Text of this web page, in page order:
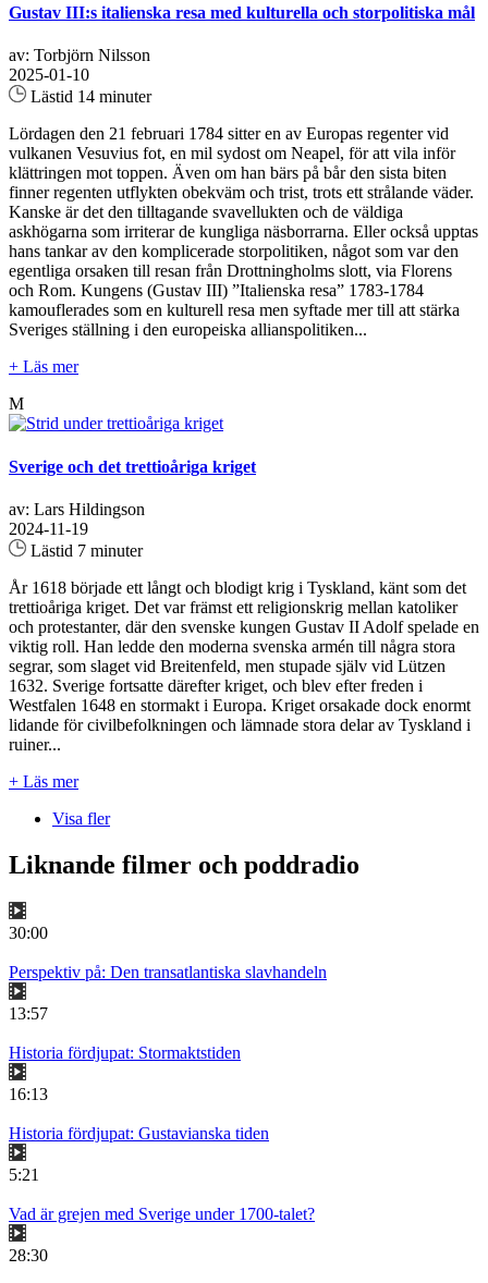
Gustav III:s italienska resa med kulturella och storpolitiska mål
av: Torbjörn Nilsson
2025-01-10
Lästid 14 minuter
Lördagen den 21 februari 1784 sitter en av Europas regenter vid
vulkanen Vesuvius fot, en mil sydost om Neapel, för att vila inför
klättringen mot toppen. Även om han bärs på bår den sista biten
finner regenten utflykten obekväm och trist, trots ett strålande väder.
Kanske är det den tilltagande svavellukten och de väldiga
askhögarna som irriterar de kungliga näsborrarna. Eller också upptas
hans tankar av den komplicerade storpolitiken, något som var den
egentliga orsaken till resan från Drottningholms slott, via Florens
och Rom. Kungens (Gustav III) ”Italienska resa” 1783-1784
kamouflerades som en kulturell resa men syftade mer till att stärka
Sveriges ställning i den europeiska allianspolitiken...
+ Läs mer
M
Sverige och det trettioåriga kriget
av: Lars Hildingson
2024-11-19
Lästid 7 minuter
År 1618 började ett långt och blodigt krig i Tyskland, känt som det
trettioåriga kriget. Det var främst ett religionskrig mellan katoliker
och protestanter, där den svenske kungen Gustav II Adolf spelade en
viktig roll. Han ledde den moderna svenska armén till några stora
segrar, som slaget vid Breitenfeld, men stupade själv vid Lützen
1632. Sverige fortsatte därefter kriget, och blev efter freden i
Westfalen 1648 en stormakt i Europa. Kriget orsakade dock enormt
lidande för civilbefolkningen och lämnade stora delar av Tyskland i
ruiner...
+ Läs mer
Visa fler
Liknande filmer och poddradio
30:00
Perspektiv på: Den transatlantiska slavhandeln
13:57
Historia fördjupat: Stormaktstiden
16:13
Historia fördjupat: Gustavianska tiden
5:21
Vad är grejen med Sverige under 1700-talet?
28:30